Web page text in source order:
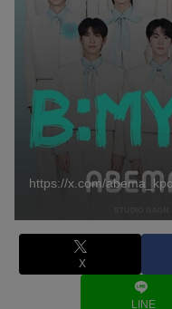
https://x.com/
X
LINE